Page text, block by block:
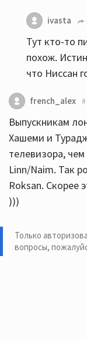
ivasta
Тут кто-то
похож.
что Ниссан
french_alex
Выпускникам
Хашеми и
телевизора,
Linn/Naim. Так
Roksan. Скорее
)))
Только
вопросы,